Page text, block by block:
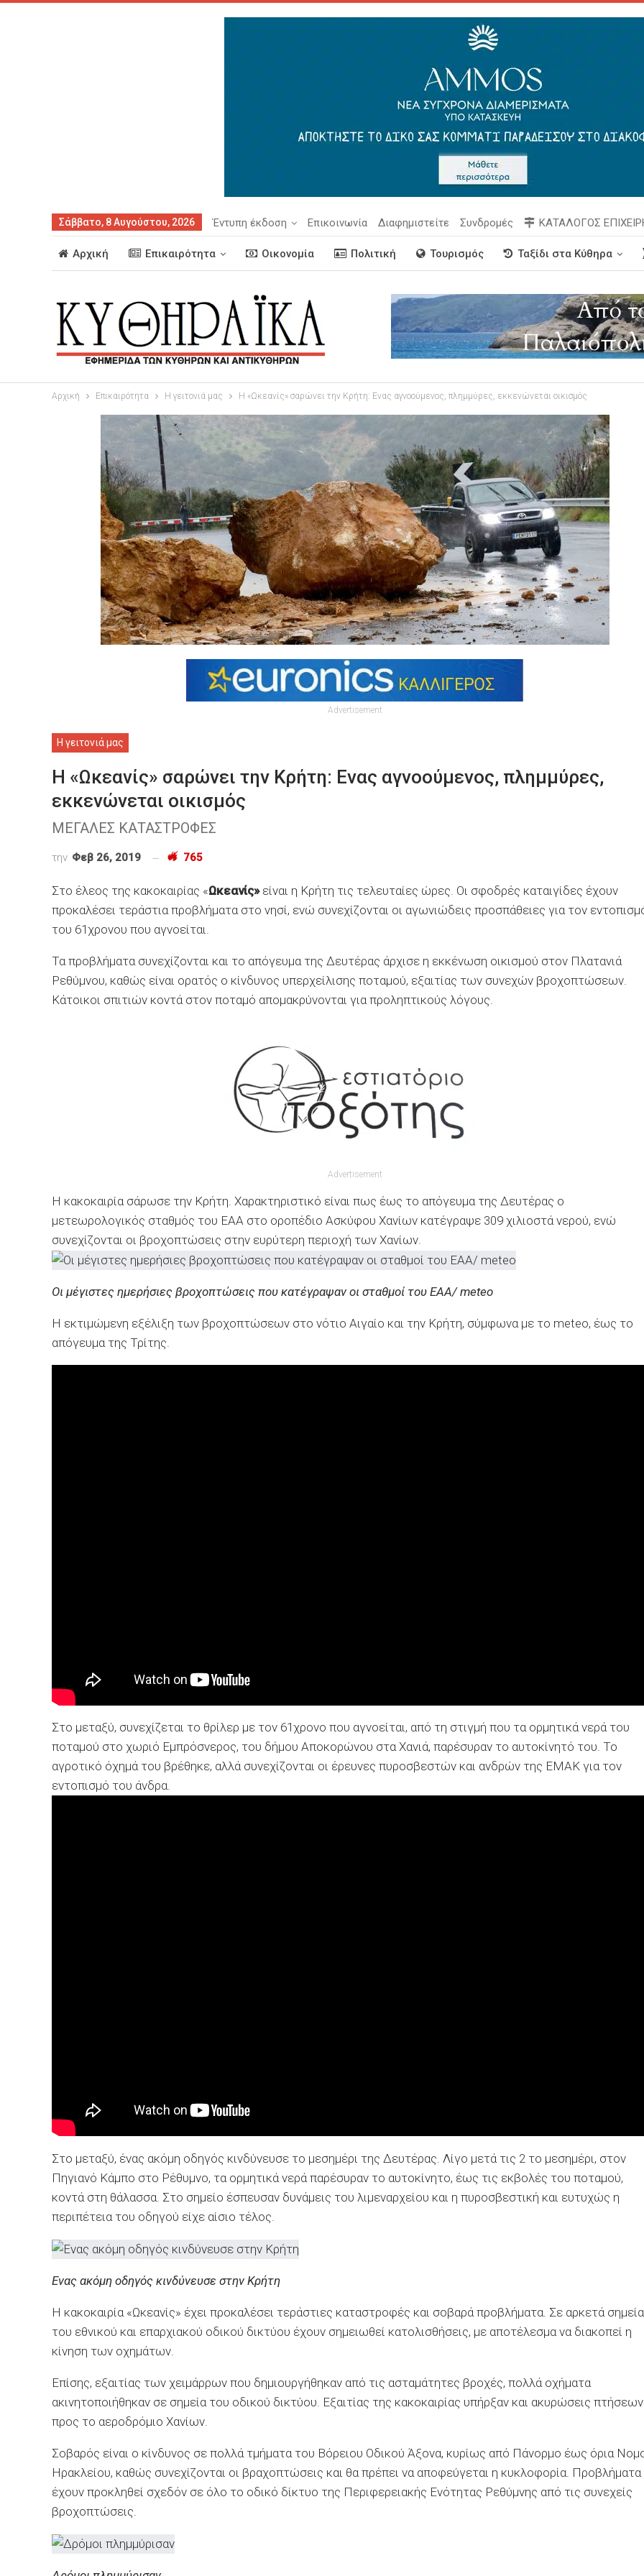
Σάββατο, 8 Αυγούστου, 2026 Έντυπη έκδοση Επικοινωνία Διαφημιστείτε Συνδρομές ΚΑΤΑΛΟΓΟΣ
Αρχική Επικαιρότητα Οικονομία Πολιτική Τουρισμός Ταξίδι στα Κύθηρα
Αρχική Επικαιρότητα Η γειτονιά μας Η «Ωκεανίς» σαρώνει την Κρήτη: Ενας αγνοούμενος, πλημμύρες, εκκενώνεται οικισμός
Advertisement
Η γειτονιά μας
Η «Ωκεανίς» σαρώνει την Κρήτη: Ενας αγνοούμενος, πλημμύρες,
εκκενώνεται οικισμός
ΜΕΓΑΛΕΣ ΚΑΤΑΣΤΡΟΦΕΣ
την Φεβ 26, 2019 765
Στο έλεος της κακοκαιρίας «Ωκεανίς»είναι η Κρήτη τις τελευταίες ώρες. Οι σφοδρές καταιγίδες έχουν
προκαλέσει τεράστια προβλήματα στο νησί, ενώ συνεχίζονται οι αγωνιώδεις προσπάθειες για τον
του 61χρονου που αγνοείται.
Τα προβλήματα συνεχίζονται και το απόγευμα της Δευτέρας άρχισε η εκκένωση οικισμού στον Πλατανιά
Ρεθύμνου, καθώς είναι ορατός ο κίνδυνος υπερχείλισης ποταμού, εξαιτίας των συνεχών βροχοπτώσεων.
Κάτοικοι σπιτιών κοντά στον ποταμό απομακρύνονται για προληπτικούς λόγους.
Advertisement
Η κακοκαιρία σάρωσε την Κρήτη. Χαρακτηριστικό είναι πως έως το απόγευμα της Δευτέρας ο
μετεωρολογικός σταθμός του ΕΑΑ στο οροπέδιο Ασκύφου Χανίων κατέγραψε 309 χιλιοστά νερού, ενώ
συνεχίζονται οι βροχοπτώσεις στην ευρύτερη περιοχή των Χανίων.
Οι μέγιστες ημερήσιες βροχοπτώσεις που κατέγραψαν οι σταθμοί του ΕΑΑ/ meteo
Η εκτιμώμενη εξέλιξη των βροχοπτώσεων στο νότιο Αιγαίο και την Κρήτη, σύμφωνα με το meteo, έως το
απόγευμα της Τρίτης.
Στο μεταξύ, συνεχίζεται το θρίλερ με τον 61χρονο που αγνοείται, από τη στιγμή που τα ορμητικά νερά του
ποταμού στο χωριό Εμπρόσνερος, του δήμου Αποκορώνου στα Χανιά, παρέσυραν το αυτοκίνητό του. Το
αγροτικό όχημά του βρέθηκε, αλλά συνεχίζονται οι έρευνες πυροσβεστών και ανδρών της ΕΜΑΚ για τον
εντοπισμό του άνδρα.
Στο μεταξύ, ένας ακόμη οδηγός κινδύνευσε το μεσημέρι της Δευτέρας. Λίγο μετά τις 2 το μεσημέρι, στον
Πηγιανό Κάμπο στο Ρέθυμνο, τα ορμητικά νερά παρέσυραν το αυτοκίνητο, έως τις εκβολές του ποταμού,
κοντά στη θάλασσα. Στο σημείο έσπευσαν δυνάμεις του λιμεναρχείου και η πυροσβεστική και ευτυχώς η
περιπέτεια του οδηγού είχε αίσιο τέλος.
Ενας ακόμη οδηγός κινδύνευσε στην Κρήτη
Η κακοκαιρία «Ωκεανίς» έχει προκαλέσει τεράστιες καταστροφές και σοβαρά προβλήματα. Σε αρκετά σημεία
του εθνικού και επαρχιακού οδικού δικτύου έχουν σημειωθεί κατολισθήσεις, με αποτέλεσμα να διακοπεί η
κίνηση των οχημάτων.
Επίσης, εξαιτίας των χειμάρρων που δημιουργήθηκαν από τις ασταμάτητες βροχές, πολλά οχήματα
ακινητοποιήθηκαν σε σημεία του οδικού δικτύου. Εξαιτίας της κακοκαιρίας υπήρξαν και ακυρώσεις πτήσεων
προς το αεροδρόμιο Χανίων.
Σοβαρός είναι ο κίνδυνος σε πολλά τμήματα του Βόρειου Οδικού Άξονα, κυρίως από Πάνορμο έως όρια
Ηρακλείου, καθώς συνεχίζονται οι βραχοπτώσεις και θα πρέπει να αποφεύγεται η κυκλοφορία. Προβλήματα
έχουν προκληθεί σχεδόν σε όλο το οδικό δίκτυο της Περιφερειακής Ενότητας Ρεθύμνης από τις συνεχείς
βροχοπτώσεις.